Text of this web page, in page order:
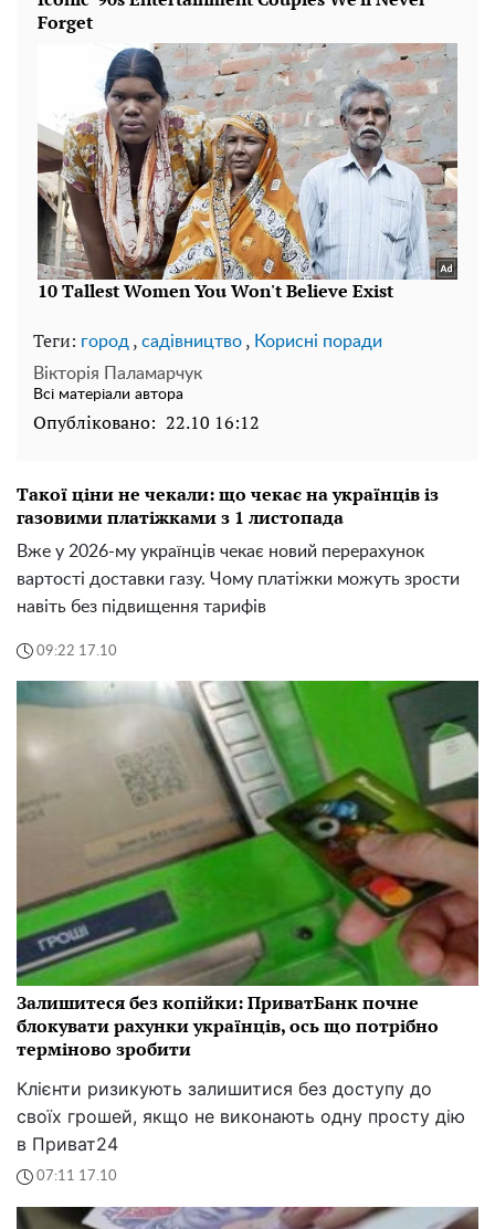
Теги: город , садівництво , Корисні поради
Вікторія Паламарчук
Всі матеріали автора
Опубліковано: 22.10 16:12
Такої ціни не чекали: що чекає на українців із
газовими платіжками з 1 листопада
Вже у 2026-му українців чекає новий перерахунок
вартості доставки газу. Чому платіжки можуть зрости
навіть без підвищення тарифів
09:22 17.10
Залишитеся без копійки: ПриватБанк почне
блокувати рахунки українців, ось що потрібно
терміново зробити
Клієнти ризикують залишитися без доступу до
своїх грошей, якщо не виконають одну просту дію
в Приват24
07:11 17.10